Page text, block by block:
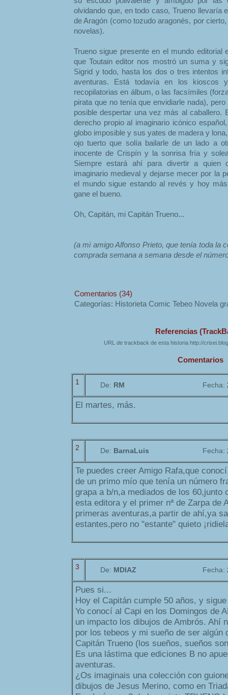
olvidando que, en todo caso, Trueno llevaría
de Aragón (como tozudo aragonés, por
novelas).
Trueno sigue presente en el mundo editorial
que Toutain editor nos mostró un suma y
Sigrid y todo, hasta los dos o tres intentos
aventuras. Está todavía en los kioscos
recopilatorias en álbum, o las facsímiles
pirata que no tenía que envidiarle nada),
posible despertar una vez más al caballero.
derecho propio al imaginario icónico
globo imposible y sus yates de madera y
ojo tuerto que solía bailarle de un lado a
inocente de Crispín y la sonrisa fría y
Siempre estará ahí para divertir a quien
imaginario medieval y dejarse mecer por la
el mundo sigue estando al revés y hoy
gane el bueno.
Oh, Capitán, mi Capitán Trueno...
(a mi amigo Alfonso Prieto, que tenía toda la
comprada semana a semana desde el
Comentarios (34)
Categorías: Historieta Comic Tebeo Novela
Referencias
URL de trackback de esta historia http://
Comentarios
1 De: RM Fecha:
El martes, más.
2 De: BarnaLuis Fecha:
Te puedes creer Amigo Rafa,que
de un primo mío que tenía un número
grapa a b/n,a mediados de los 60,junto
esta editora y el primer nª de Zarpa de
primeras aventuras,a partir de ahí,ya
estantes,pero no "estante" quieto
3 De: MDIAZ Fecha:
Pues si...
Hoy el Capitán cumple 50 años, y
Yo conocí al Capi en los Domingos de
un impacto los dibujos de Ambrós. Ahí
por los tebeos y mi sueño de ser algún
Capitán Trueno (los sueños, sueños
Es una lástima que ediciones B no
aventuras.
¿Os imaginais una colección con
dibujos de Jesus Merino, como en